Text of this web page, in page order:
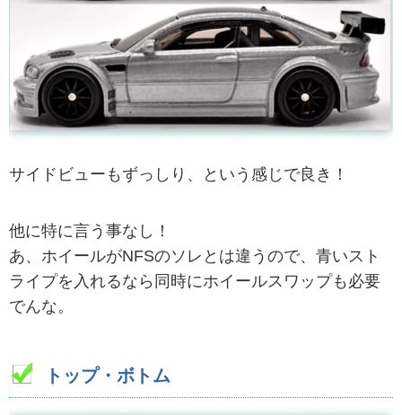
サイドビューもずっしり、という感じで良き！
他に特に言う事なし！
あ、ホイールがNFSのソレとは違うので、青いスト
ライプを入れるなら同時にホイールスワップも必要
でんな。
トップ・ボトム